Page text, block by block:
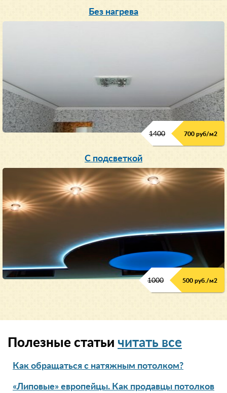
Без нагрева
1400 700 руб/м2
С подсветкой
1000 500 руб./м2
Полезные статьи читать все
Как обращаться с натяжным потолком?
«Липовые» европейцы. Как продавцы потолков